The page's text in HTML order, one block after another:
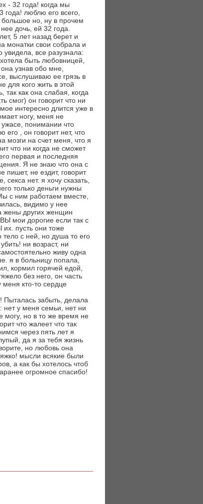
- 32 года! когда мы
года! люблю его всего,
большое но, ну в прочем
дочь, ей 32 года.
5 лет назад берет и
монатки свои собрала и
увидела, все разузнала:
быть любовницей,
узнав обо мне,
выслушиваю ее грязь в
для кого жить в этой
как она слабая, когда
смог) он говорит что ни
интересно длится уже в
ногу, меня не
ужасе, понимании что
его , он говорит нет, что
мозги на счет меня, что я
что ни когда не сможет
первая и последняя
Я не знаю что она с
пишет, не ездит, говорит
нет. я хочу сказать,
только деньги нужны
с ним работаем вместе,
видимо у нее
жены других женщин
мои дорогие если так с
их. пусть они тоже
тело с ней, но душа то его
ни возраст, ни
живу одна
я в больницу попала,
кормил горячей едой,
без него, он часть
кто-то сердце
Пыталась забыть, делала
нет у меня семьи, нет ни
могу, но в то же время не
что жалеет что так
через пять лет я
да я за тебя жизнь
но любовь она
мысли всякие были
а как бы хотелось чтоб
огромное спасибо!